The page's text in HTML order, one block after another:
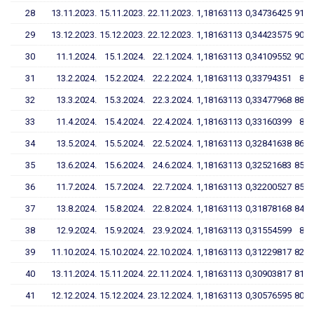
28 13.11.2023. 15.11.2023. 22.11.2023. 1,18163113 0,34736425
29 13.12.2023. 15.12.2023. 22.12.2023. 1,18163113 0,34423575
30 11.1.2024. 15.1.2024. 22.1.2024. 1,18163113 0,34109552
31 13.2.2024. 15.2.2024. 22.2.2024. 1,18163113 0,33794351
32 13.3.2024. 15.3.2024. 22.3.2024. 1,18163113 0,33477968
33 11.4.2024. 15.4.2024. 22.4.2024. 1,18163113 0,33160399
34 13.5.2024. 15.5.2024. 22.5.2024. 1,18163113 0,32841638
35 13.6.2024. 15.6.2024. 24.6.2024. 1,18163113 0,32521683
36 11.7.2024. 15.7.2024. 22.7.2024. 1,18163113 0,32200527
37 13.8.2024. 15.8.2024. 22.8.2024. 1,18163113 0,31878168
38 12.9.2024. 15.9.2024. 23.9.2024. 1,18163113 0,31554599
39 11.10.2024. 15.10.2024. 22.10.2024. 1,18163113 0,31229817
40 13.11.2024. 15.11.2024. 22.11.2024. 1,18163113 0,30903817
41 12.12.2024. 15.12.2024. 23.12.2024. 1,18163113 0,30576595